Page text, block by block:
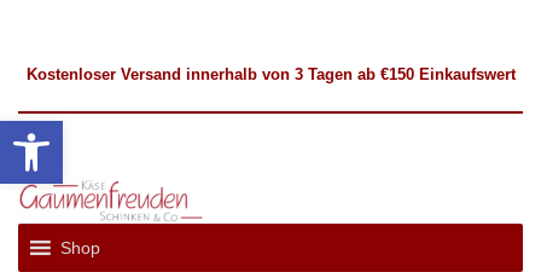
Werkzeugleiste öffnen
Kostenloser Versand innerhalb von 3 Tagen ab €150 Einkaufswert
Gaumenfreuden
Shop